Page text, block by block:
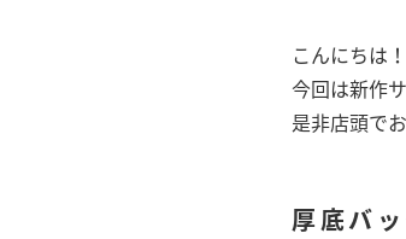
こんにちは！
今回は新作
是非店頭で
厚底バ